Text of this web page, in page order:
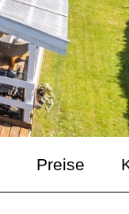
Preise